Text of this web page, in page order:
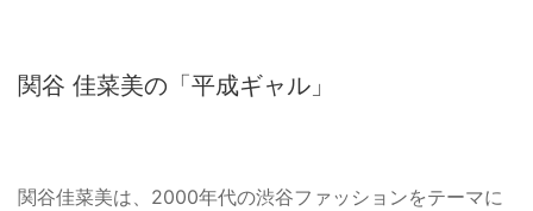
関谷 佳菜美の「平成ギャル」
関谷佳菜美は、2000年代の渋谷ファッションをテーマに